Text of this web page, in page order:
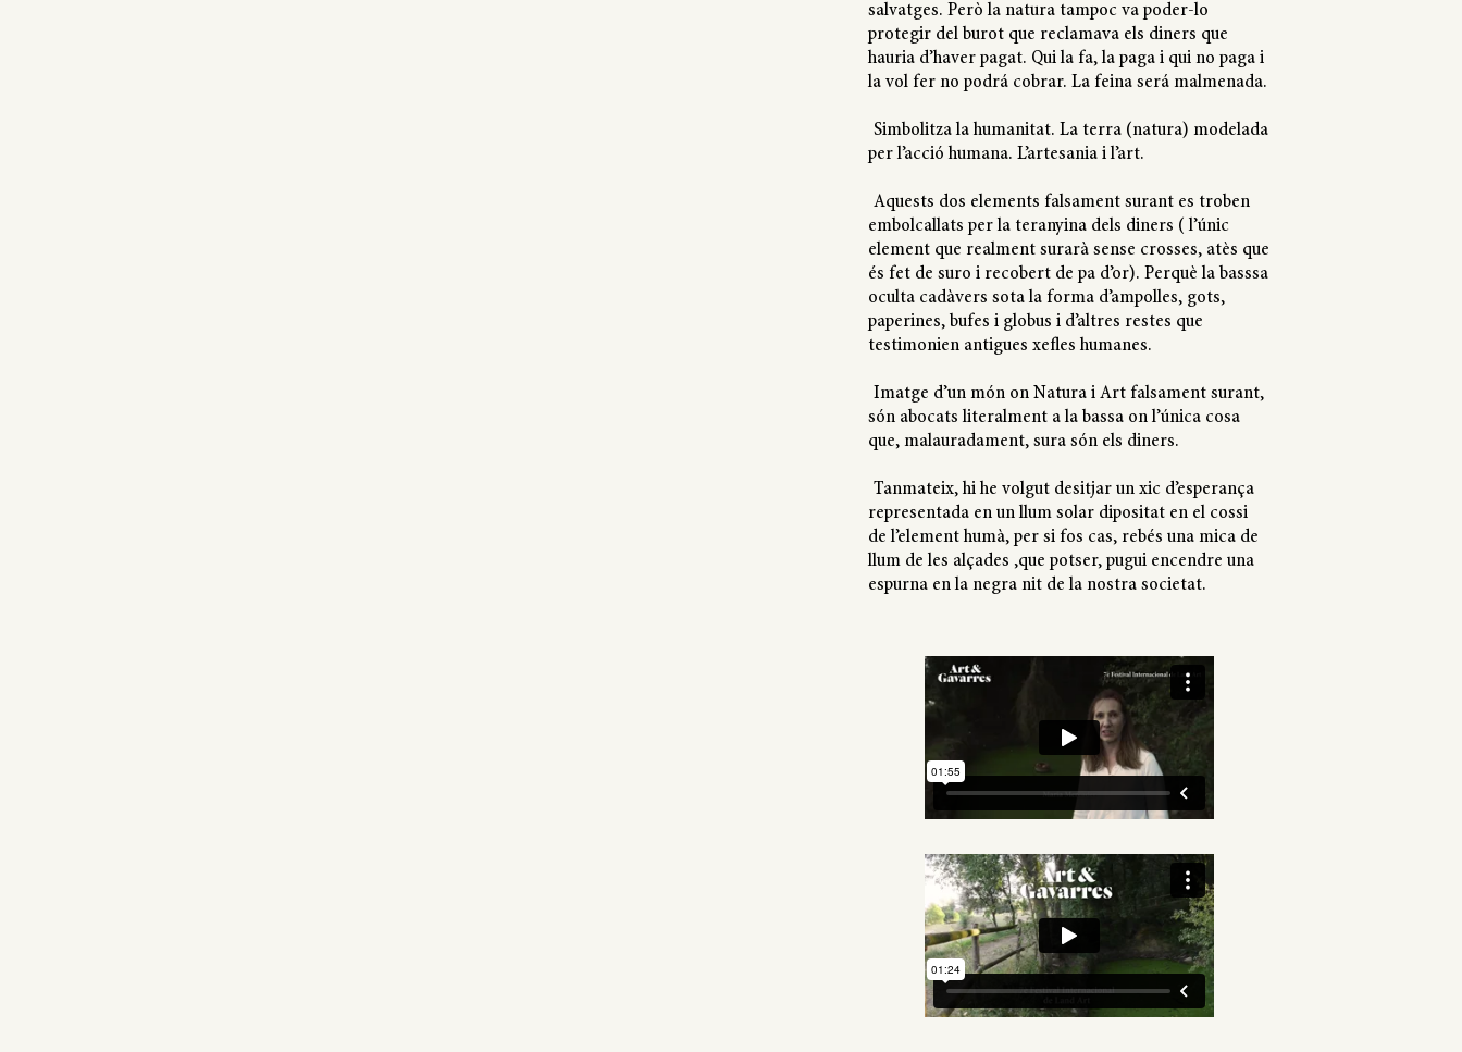
salvatges. Però la natura tampoc va poder-lo
protegir del burot que reclamava els diners que
hauria d’haver pagat. Qui la fa, la paga i qui no paga i
la vol fer no podrá cobrar. La feina será malmenada.
Simbolitza la humanitat. La terra (natura) modelada
per l’acció humana. L’artesania i l’art.
Aquests dos elements falsament surant es troben
embolcallats per la teranyina dels diners ( l’únic
element que realment surarà sense crosses, atès que
és fet de suro i recobert de pa d’or). Perquè la basssa
oculta cadàvers sota la forma d’ampolles, gots,
paperines, bufes i globus i d’altres restes que
testimonien antigues xefles humanes.
Imatge d’un món on Natura i Art falsament surant,
són abocats literalment a la bassa on l’única cosa
que, malauradament, sura són els diners.
Tanmateix, hi he volgut desitjar un xic d’esperança
representada en un llum solar dipositat en el cossi
de l’element humà, per si fos cas, rebés una mica de
llum de les alçades ,que potser, pugui encendre una
espurna en la negra nit de la nostra societat.